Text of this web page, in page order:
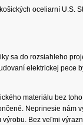
oceliarní U.S.
sa do rozsiahleho
elektrickej
materiálu bez
Neprinesie nám
Bez veľmi